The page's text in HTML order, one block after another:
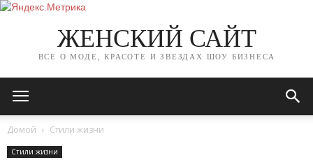
ЖЕНСКИЙ САЙТ
ВСЕ О МОДЕ, КРАСОТЕ И ЗВЕЗДАХ ШОУ БИЗНЕСА
Домой Стили жизни
Стили жизни